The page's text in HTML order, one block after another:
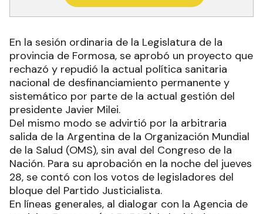
En la sesión ordinaria de la Legislatura de la
provincia de Formosa, se aprobó un proyecto que
rechazó y repudió la actual política sanitaria
nacional de desfinanciamiento permanente y
sistemático por parte de la actual gestión del
presidente Javier Milei.
Del mismo modo se advirtió por la arbitraria
salida de la Argentina de la Organización Mundial
de la Salud (OMS), sin aval del Congreso de la
Nación. Para su aprobación en la noche del jueves
28, se contó con los votos de legisladores del
bloque del Partido Justicialista.
En líneas generales, al dialogar con la Agencia de